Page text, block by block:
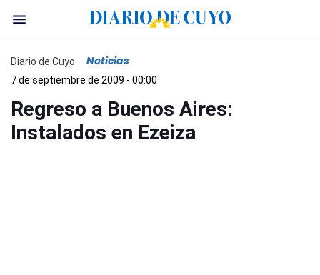
Diario de Cuyo Noticias
7 de septiembre de 2009 - 00:00
Regreso a Buenos Aires:
Instalados en Ezeiza